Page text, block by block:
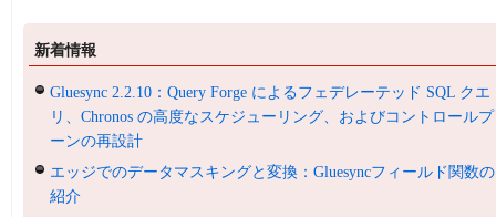
新着情報
Gluesync 2.2.10：Query Forge によるフェデレーテッド SQL クエ
リ、Chronos の高度なスケジューリング、およびコントロール
ーンの再設計
エッジでのデータマスキングと変換：Gluesyncフィールド関数の
紹介